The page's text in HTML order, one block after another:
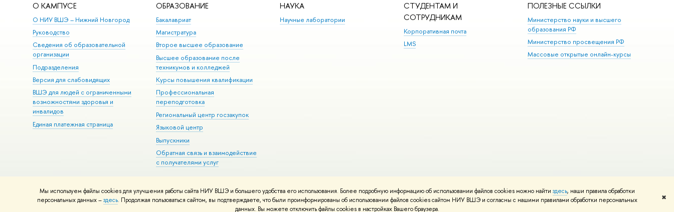
Мы используем файлы cookies для улучшения работы сайта НИУ ВШЭ и большего удобства его использования. Более подробную информацию об использовании файлов cookies можно найти здесь, наши правила обработки
персональных данных –здесь. Продолжая пользоваться сайтом, вы подтверждаете, что были проинформированы об использовании файлов cookies сайтом НИУ ВШЭ и согласны с нашими правилами обработки персональных
данных. Вы можете отключить файлы cookies в настройках Вашего браузера.
✖
О КАМПУСЕ
О НИУ ВШЭ – Нижний Новгород
Руководство
Сведения об образовательной
организации
Подразделения
Версия для слабовидящих
ВШЭ для людей с ограниченными
возможностями здоровья и
инвалидов
Единая платежная страница
ОБРАЗОВАНИЕ
Бакалавриат
Магистратура
Второе высшее образование
Высшее образование после
техникумов и колледжей
Курсы повышения квалификации
Профессиональная
переподготовка
Региональный центр госзакупок
Языковой центр
Выпускники
Обратная связь и взаимодействие
с получателями услуг
НАУКА
Научные лаборатории
СТУДЕНТАМ И
СОТРУДНИКАМ
Корпоративная почта
LMS
ПОЛЕЗНЫЕ ССЫЛКИ
Министерство науки и высшего
образования РФ
Министерство просвещения РФ
Массовые открытые онлайн-курсы
Редактору
© НИУ ВШЭ 1993–2026 Адреса и контакты Условия использования материалов Политика конфиденциальности Карта сайта
Шрифты HSE Sans и HSE Slab разработаны вШколе дизайна НИУ ВШЭ